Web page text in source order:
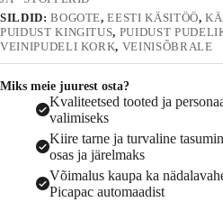
SILDID:BOGOTE,EESTI KÄSITÖÖ,
PUIDUST KINGITUS, PUIDUST
VEINIPUDELI KORK, VEINISÕBRALE
Miks meie juurest osta?
Kvaliteetsed tooted ja
valimiseks
Kiire tarne ja turvaline
osas ja järelmaks
Võimalus kaupa ka
Picapac automaadist